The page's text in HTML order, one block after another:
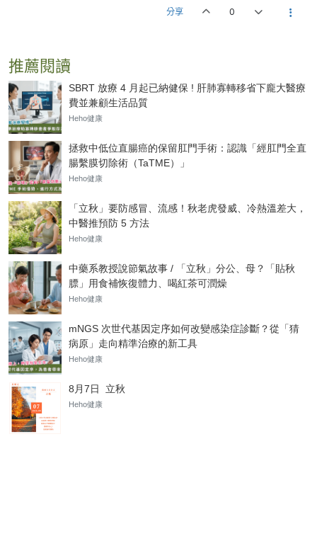
分享 0
推薦閱讀